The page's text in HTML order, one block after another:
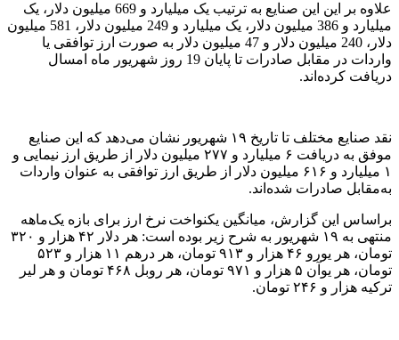
علاوه بر این این صنایع به ترتیب یک میلیارد و 669 میلیون دلار، یک
میلیارد و 386 میلیون دلار، یک میلیارد و 249 میلیون دلار، 581 میلیون
دلار، 240 میلیون دلار و 47 میلیون دلار به صورت ارز توافقی یا
واردات در مقابل صادرات تا پایان 19 روز شهریور ماه امسال
دریافت کرده‌اند.
نقد صنایع مختلف تا تاریخ ۱۹ شهریور نشان می‌دهد که این صنایع
موفق به دریافت ۶ میلیارد و ۲۷۷ میلیون دلار از طریق ارز نیمایی و
۱ میلیارد و ۶۱۶ میلیون دلار از طریق ارز توافقی به‌ عنوان واردات
به‌مقابل صادرات شده‌اند.
براساس این گزارش، میانگین یکنواخت نرخ ارز برای بازه یک‌ماهه
منتهی به ۱۹ شهریور به‌ شرح زیر بوده است: هر دلار ۴۲ هزار و ۳۲۰
تومان، هر یورو ۴۶ هزار و ۹۱۳ تومان، هر درهم ۱۱ هزار و ۵۲۳
تومان، هر یوآن ۵ هزار و ۹۷۱ تومان، هر روبل ۴۶۸ تومان و هر لیر
ترکیه هزار و ۲۴۶ تومان.